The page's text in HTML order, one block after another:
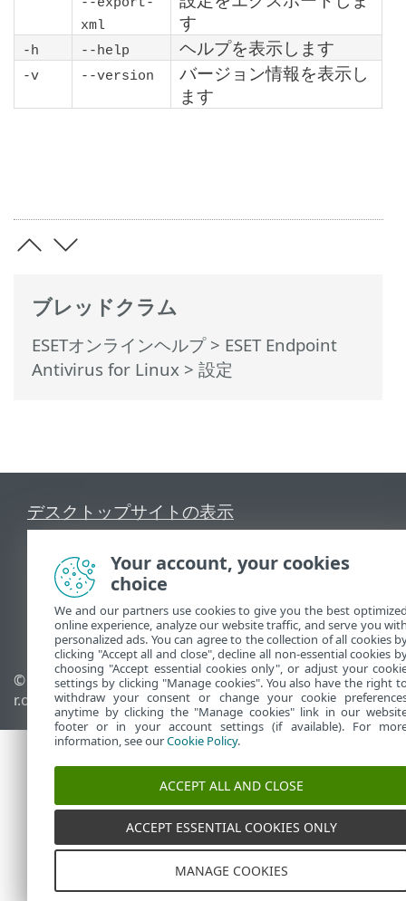
ブレッドクラム
ESETオンラインヘルプ> ESET Endpoint
Antivirus for Linux > 設定
xml
す
-h --help ヘルプを表示します
-v --version
バージョン情報を表示し
ます
デスクトップサイトの表示
End of Life
ESETナレッジベース
ESETフォーラム
ESET Status Portal
地域サポート
© 1992 - 2025 ESET, spol. s
r.o. - All rights reserved.
Cookieの管理
Cookieポリシー
Your account, your cookies
choice
We and our partners use cookies to give you the best
online experience, analyze our website traffic, and serve you
personalized ads. You can agree to the collection of all cookies
clicking "Accept all and close", decline all non-essential cookies
choosing "Accept essential cookies only", or adjust your
settings by clicking "Manage cookies". You also have the right
withdraw your consent or change your cookie
anytime by clicking the "Manage cookies" link in our
footer or in your account settings (if available). For
information, see ourCookie Policy.
ACCEPT ALL AND CLOSE
ACCEPT ESSENTIAL COOKIES ONLY
MANAGE COOKIES